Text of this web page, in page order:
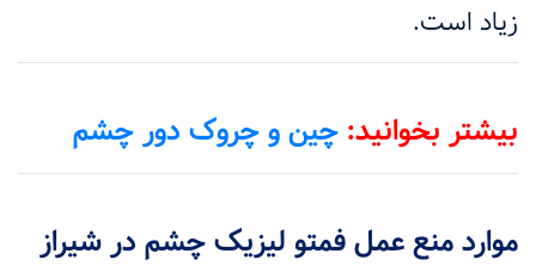
زیاد است.
بیشتر بخوانید: چین و چروک دور چشم
موارد منع عمل فمتو لیزیک چشم در شیراز